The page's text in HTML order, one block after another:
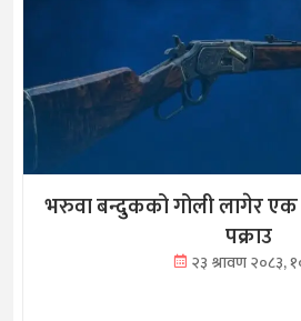
भरुवा बन्दुकको गोली लागेर एक
पक्राउ
२३ श्रावण २०८३,